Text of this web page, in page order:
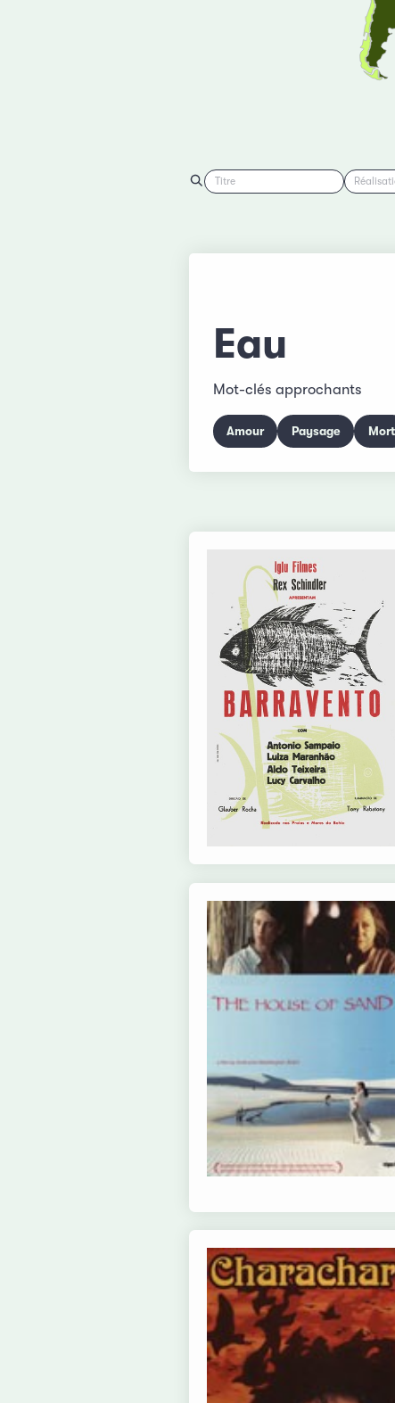
Titre
Eau
Mot-clés approchants
Amour Paysage Mort